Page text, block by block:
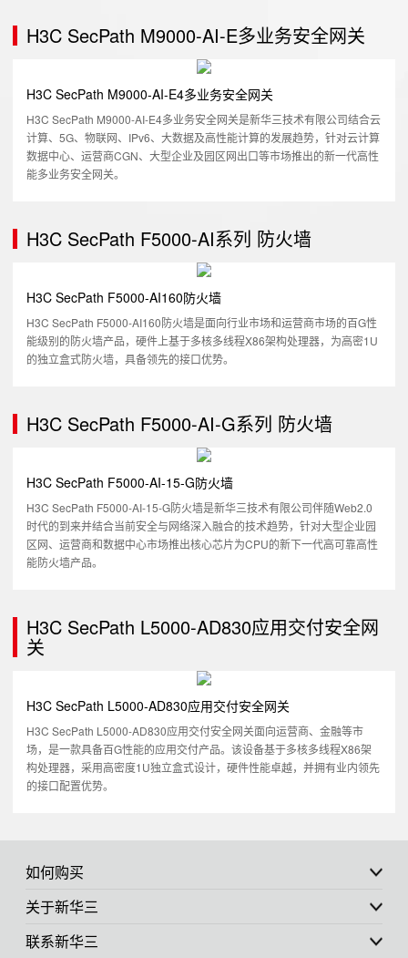
H3C SecPath M9000-AI-E多业务安全网关
H3C SecPath M9000-AI-E4多业务安全网关
H3C SecPath M9000-AI-E4多业务安全网关是新华三技术有限公司结合云
计算、5G、物联网、IPv6、大数据及高性能计算的发展趋势，针对云计算
数据中心、运营商CGN、大型企业及园区网出口等市场推出的新一代高性
能多业务安全网关。
H3C SecPath F5000-AI系列 防火墙
H3C SecPath F5000-AI160防火墙
H3C SecPath F5000-AI160防火墙是面向行业市场和运营商市场的百G性
能级别的防火墙产品，硬件上基于多核多线程X86架构处理器，为高密1U
的独立盒式防火墙，具备领先的接口优势。
H3C SecPath F5000-AI-G系列 防火墙
H3C SecPath F5000-AI-15-G防火墙
H3C SecPath F5000-AI-15-G防火墙是新华三技术有限公司伴随Web2.0
时代的到来并结合当前安全与网络深入融合的技术趋势，针对大型企业园
区网、运营商和数据中心市场推出核心芯片为CPU的新下一代高可靠高性
能防火墙产品。
H3C SecPath L5000-AD830应用交付安全网
关
H3C SecPath L5000-AD830应用交付安全网关
H3C SecPath L5000-AD830应用交付安全网关面向运营商、金融等市
场，是一款具备百G性能的应用交付产品。该设备基于多核多线程X86架
构处理器，采用高密度1U独立盒式设计，硬件性能卓越，并拥有业内领先
的接口配置优势。
如何购买
关于新华三
联系新华三